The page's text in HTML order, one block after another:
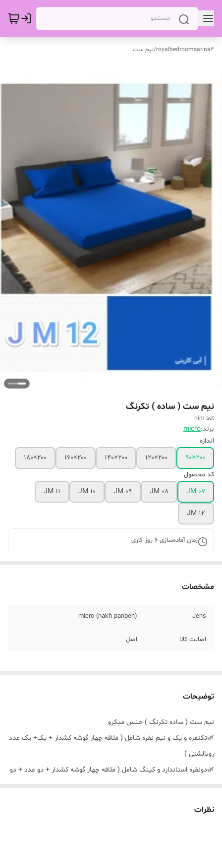
royalbedroomsarina4
/نیم ست
نیم ست ( ساده ) تکرنگ
nim set
برند:micro
اندازه
۲۰۰×۹۰
۲۰۰×۱۲۰ ۲۰۰×۱۴۰ ۲۰۰×۱۶۰
۲۰۰×۱۸۰
کد محصول
JM 07
JM 08
JM 09
JM 10
JM 11
JM 12
زمان آماده‌سازی 6 روز کاری
مشخصات
Jens
micro (nakh panbeh)
اصالت کالا اصل
توضیحات
نیم ست ( ساده تکرنگ ) جنس میکرو
🌿تکنفره و یک و نیم نفره شامل ( ملافه چهار گوشه کشدار + یک‌+ یک عدد
روبالشتی )
🌿دونفره استاندارد و کینگ شامل ( ملافه چهار گوشه کشدار + دو عدد + دو
نظرات